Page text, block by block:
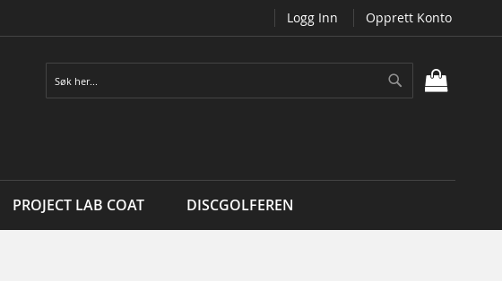
Logg Inn Opprett Konto
Søk
PROJECT LAB COAT DISCGOLFEREN